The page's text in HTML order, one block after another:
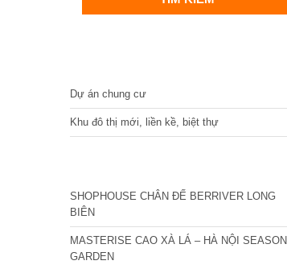
Dự án chung cư
Khu đô thị mới, liền kề, biệt thự
SHOPHOUSE CHÂN ĐẾ BERRIVER LONG
BIÊN
MASTERISE CAO XÀ LÁ – HÀ NỘI SEASON
GARDEN